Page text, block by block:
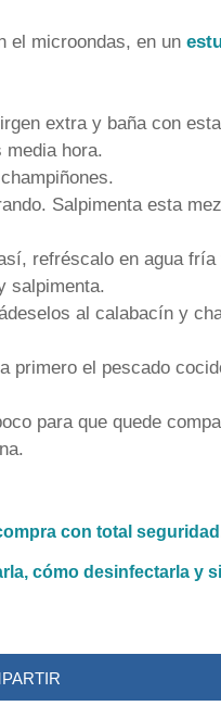
el microondas, en un
extra y baña con
media hora.
Salpimenta esta
refréscalo en agua
salpimenta.
al calabacín y
primero el pescado
para que quede
con total seguridad
cómo desinfectarla y